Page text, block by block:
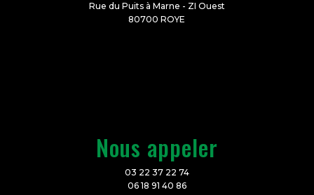
Rue du Puits à Marne - ZI Ouest
80700 ROYE
Nous appeler
03 22 37 22 74
06 18 91 40 86